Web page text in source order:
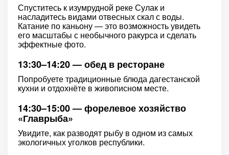
Спуститесь к изумрудной реке Сулак и
насладитесь видами отвесных скал с воды.
Катание по каньону — это возможность увидеть
его масштабы с необычного ракурса и сделать
эффектные фото.
13:30–14:20 — обед в ресторане
Попробуете традиционные блюда дагестанской
кухни и отдохнёте в живописном месте.
14:30–15:00 — форелевое хозяйство
«Главрыба»
Увидите, как разводят рыбу в одном из самых
экологичных уголков республики.